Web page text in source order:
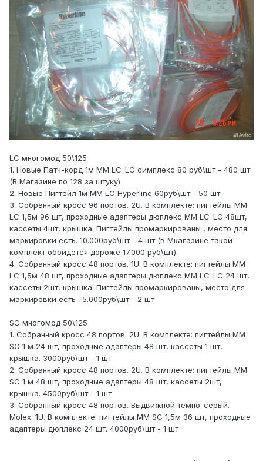
LC многомод 50\125
1. Новые Патч-корд 1м ММ LC-LC симплекс 80 руб\шт - 480 шт
(В Магазине по 128 за штуку)
2. Новые Пигтейл 1м ММ LC Hyperline 60руб\шт - 50 шт
3. Собранный кросс 96 портов. 2U. В комплекте: пигтейлы ММ
LC 1,5м 96 шт, проходные адаптеры дюплекс ММ LC-LC 48шт,
кассеты 4шт, крышка. Пигтейлы промаркированы , место для
маркировки есть. 10.000руб\шт - 4 шт (в Мкагазине такой
комплект обойдется дороже 17.000 руб\шт).
4. Собранный кросс 48 портов. 1U. В комплекте: пигтейлы ММ
LC 1,5м 48 шт, проходные адаптеры дюплекс ММ LC-LC 24 шт,
кассеты 2шт, крышка. Пигтейлы промаркированы, место для
маркировки есть . 5.000руб\шт - 2 шт
SC многомод 50\125
1. Собранный кросс 48 портов. 2U. В комплекте: пигтейлы ММ
SC 1 м 24 шт, проходные адаптеры 48 шт, кассеты 1 шт,
крышка. 3000руб\шт - 1 шт
2. Собранный кросс 48 портов. 2U. В комплекте: пигтейлы ММ
SC 1 м 48 шт, проходные адаптеры 48 шт, кассеты 2шт,
крышка. 4500руб\шт - 1 шт
3. Собранный кросс 48 портов. Выдвижной темно-серый.
Molex. 1U. В комплекте: пигтейлы ММ SC 1,5м 36 шт, проходные
адаптеры дюплекс 24 шт. 4000руб\шт - 1 шт